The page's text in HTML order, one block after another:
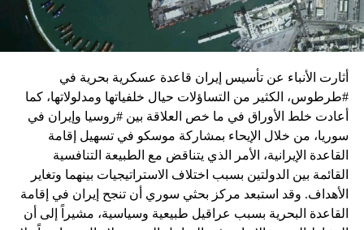
كما وقال بيان من مكتب نتنياهو إنه مصر على بقاء القوات
الإسرائيلية في محور فيلادلفيا “لمنع الإرهابيين من إعادة
التسلح”.
وفي هذا السياق، قال الكاتب والباحث السياسي الفلسطيني
جمال زقوت في حديث لـ”سكاي نيوز عربية”:
حماس ليست عقبة في المفاوضات وأي حديث من هذا
القبيل تجني على الموقف الفلسطيني.
المعضلة الأساسية هي أن نتنياهو يعرض المجتمع
الإسرائيلي والمنطقة للخطر.
أثارت الأنباء عن تأسيس إيران قاعدة عسكرية بحرية في
#طرطوس، الكثير من التساؤلات حيال خلفياتها ومدلولاتها، كما
أعادت خلط الأوراق في ما خص العلاقة بين #روسيا وإيران في
سوريا، من خلال الإيحاء بمشاركة موسكو في تسهيل إقامة
القاعدة الإيرانية، الأمر الذي يتناقض مع الطبيعة التنافسية
القائمة بين الدولتين بسبب اختلاف الاستراتيجيات بينهما وتغاير
الأهداف. وقد استبعد مركز بحثي سوري أن تنجح إيران في إقامة
القاعدة البحرية بسبب عراقيل طبيعية وسياسية، مشيراً إلى أن